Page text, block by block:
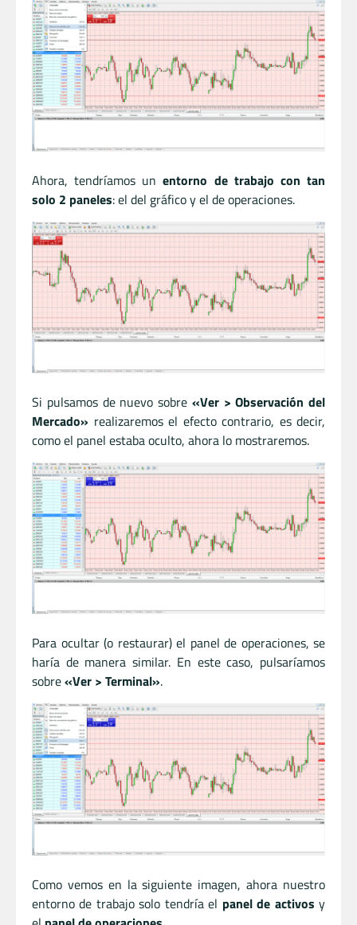
Ahora, tendríamos unentorno de trabajo con tan
solo 2 paneles: el del gráfico y el de operaciones.
Si pulsamos de nuevo sobre «Ver > Observación del
Mercado» realizaremos el efecto contrario, es decir,
como el panel estaba oculto, ahora lo mostraremos.
Para ocultar (o restaurar) el panel de operaciones, se
haría de manera similar. En este caso, pulsaríamos
sobre«Ver > Terminal».
Como vemos en la siguiente imagen, ahora nuestro
entorno de trabajo solo tendría el panel de activos y